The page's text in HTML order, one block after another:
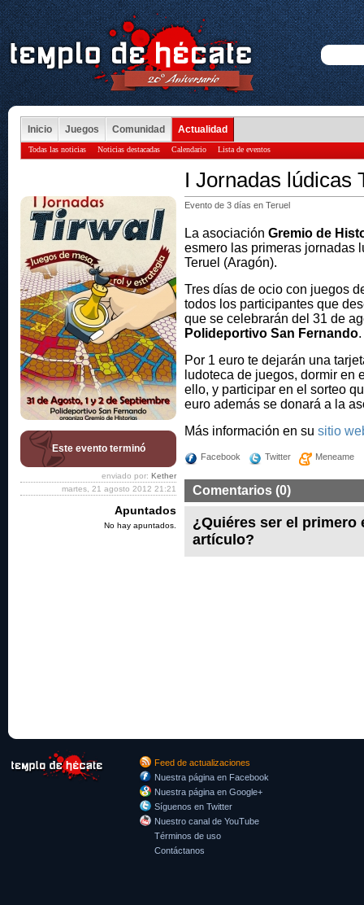
Inicio Juegos Comunidad Actualidad
Todas las noticias Noticias destacadas Calendario Lista de eventos
I Jornadas lúdicas
Evento de 3 días en Teruel
La asociación Gremio de
esmero las primeras jornadas
Teruel (Aragón).
Tres días de ocio con juegos
todos los participantes que
que se celebrarán del 31 de
Polideportivo San Fernando.
Por 1 euro te dejarán una
ludoteca de juegos, dormir
ello, y participar en el sorteo
euro además se donará a la
Más información en su sitio
Facebook Twitter Meneame
Comentarios (0)
¿Quiéres ser el primero
artículo?
Este evento terminó
enviado por: Kether
martes, 21 agosto 2012 21:21
Apuntados
No hay apuntados.
Feed de actualizaciones
Nuestra página en Facebook
Nuestra página en Google+
Síguenos en Twitter
Nuestro canal de YouTube
Términos de uso
Contáctanos